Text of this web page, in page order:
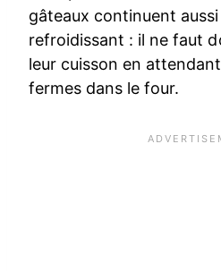
gâteaux continuent
refroidissant : il ne faut
leur cuisson en
fermes dans le four.